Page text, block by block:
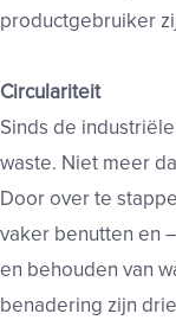
productgebruiker
Circulariteit
Sinds de
waste. Niet meer
Door over te
vaker benutten en
en behouden van
benadering zijn